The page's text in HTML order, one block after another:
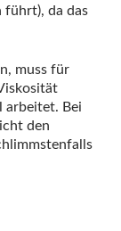
führt), da das
muss für
arbeitet. Bei
den